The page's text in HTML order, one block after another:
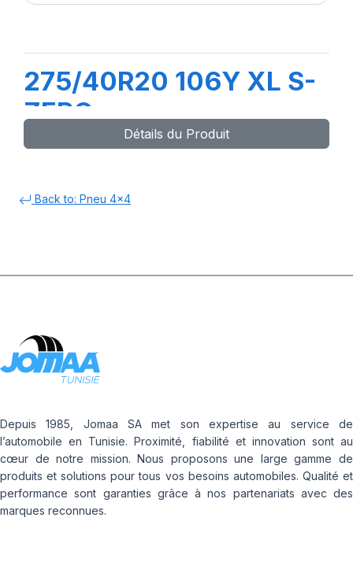
275/40R20 106Y XL S-
ZERO
Détails du Produit
Back to: Pneu 4x4
Depuis 1985, Jomaa SA met son expertise au service de
l’automobile en Tunisie. Proximité, fiabilité et innovation sont au
cœur de notre mission. Nous proposons une large gamme de
produits et solutions pour tous vos besoins automobiles. Qualité et
performance sont garanties grâce à nos partenariats avec des
marques reconnues.